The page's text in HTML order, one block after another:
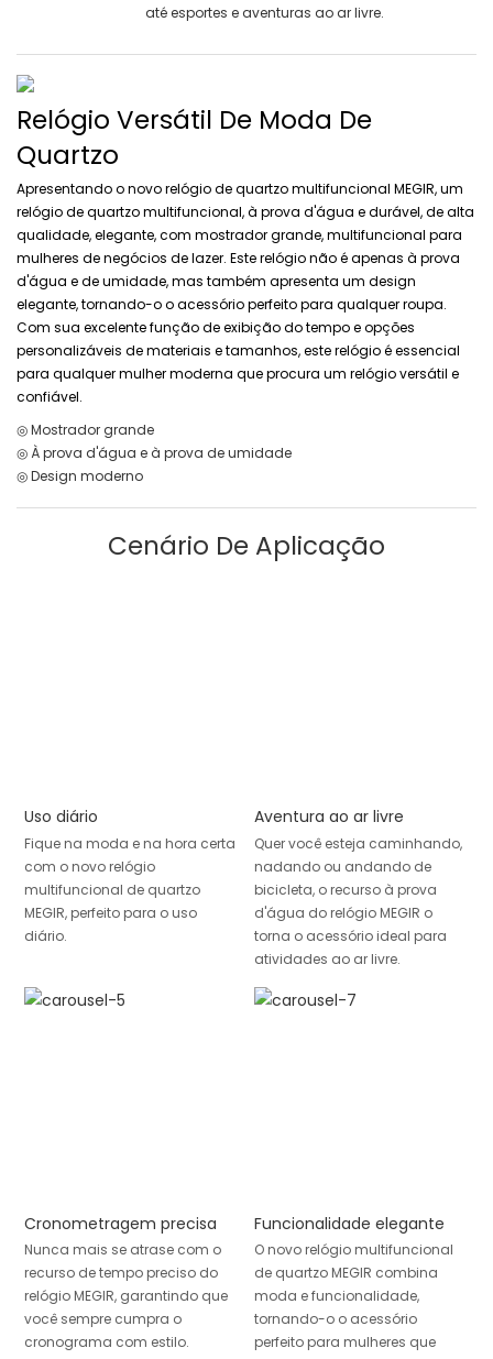
até esportes e aventuras ao ar livre.
Relógio Versátil De Moda De
Quartzo
Apresentando o novo relógio de quartzo multifuncional MEGIR, um
relógio de quartzo multifuncional, à prova d'água e durável, de alta
qualidade, elegante, com mostrador grande, multifuncional para
mulheres de negócios de lazer. Este relógio não é apenas à prova
d'água e de umidade, mas também apresenta um design
elegante, tornando-o o acessório perfeito para qualquer roupa.
Com sua excelente função de exibição do tempo e opções
personalizáveis ​​de materiais e tamanhos, este relógio é essencial
para qualquer mulher moderna que procura um relógio versátil e
confiável.
◎ Mostrador grande
◎ À prova d'água e à prova de umidade
◎ Design moderno
Cenário De Aplicação
Uso diário
Fique na moda e na hora certa
com o novo relógio
multifuncional de quartzo
MEGIR, perfeito para o uso
diário.
Aventura ao ar livre
Quer você esteja caminhando,
nadando ou andando de
bicicleta, o recurso à prova
d'água do relógio MEGIR o
torna o acessório ideal para
atividades ao ar livre.
Cronometragem precisa
Nunca mais se atrase com o
recurso de tempo preciso do
relógio MEGIR, garantindo que
você sempre cumpra o
cronograma com estilo.
Funcionalidade elegante
O novo relógio multifuncional
de quartzo MEGIR combina
moda e funcionalidade,
tornando-o o acessório
perfeito para mulheres que